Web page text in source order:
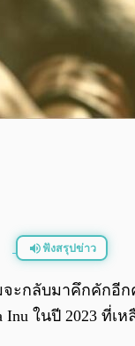
ฟังสรุปข่าว
ะกลับมาคึกคักอี
ในปี 2023 ที่เห